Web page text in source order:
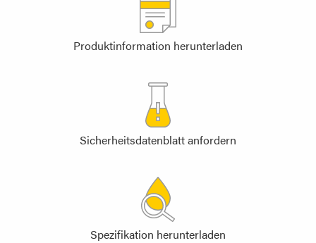
Produktinformation herunterladen
Sicherheitsdatenblatt anfordern
Spezifikation herunterladen